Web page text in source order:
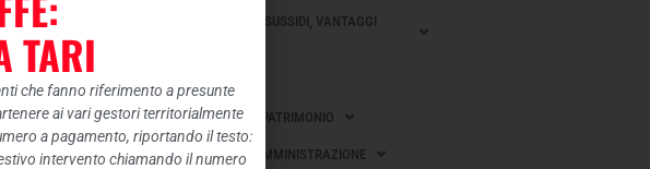
SOVVENZIONI, CONTRIBUTI, SUSSIDI, VANTAGGI
BENI IMMOBILI E GESTIONE PATRIMONIO
CONTROLLI E RILIEVI SULL’AMMINISTRAZIONE
TARI
che fanno riferimento a presunte
ai vari gestori territorialmente
a pagamento, riportando il testo:
intervento chiamando il numero